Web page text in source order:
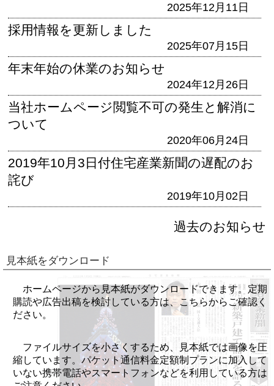
2025年12月11日
採用情報を更新しました
2025年07月15日
年末年始の休業のお知らせ
2024年12月26日
当社ホームページ閲覧不可の発生と解消に
ついて
2020年06月24日
2019年10月3日付住宅産業新聞の遅配のお
詫び
2019年10月02日
過去のお知らせ
見本紙をダウンロード
ホームページから見本紙がダウンロードできます。定期
購読や広告出稿を検討している方は、こちらからご確認く
ださい。
ファイルサイズを小さくするため、見本紙では画像を圧
縮しています。パケット通信料金定額制プランに加入して
いない携帯電話やスマートフォンなどを利用している方は